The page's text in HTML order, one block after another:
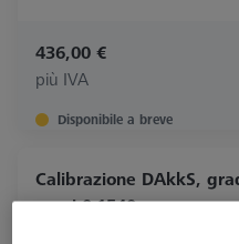
436,00 €
più IVA
Disponibile a breve
Calibrazione DAkkS,
passi 0-1540 mm